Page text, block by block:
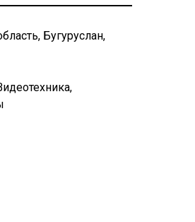
Бугуруслан,